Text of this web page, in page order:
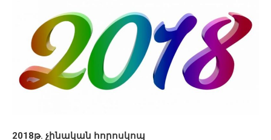
2018թ. չինական հորոսկոպ